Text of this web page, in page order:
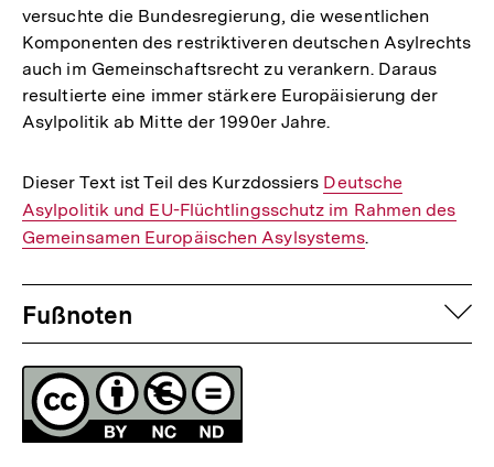
versuchte die Bundesregierung, die wesentlichen
Komponenten des restriktiveren deutschen Asylrechts
auch im Gemeinschaftsrecht zu verankern. Daraus
resultierte eine immer stärkere Europäisierung der
Asylpolitik ab Mitte der 1990er Jahre.
Dieser Text ist Teil des Kurzdossiers Interner
Link:
Deutsche
Asylpolitik und EU-Flüchtlingsschutz im Rahmen des
Gemeinsamen Europäischen Asylsystems.
Fussnoten
Fußnoten
Lizenz